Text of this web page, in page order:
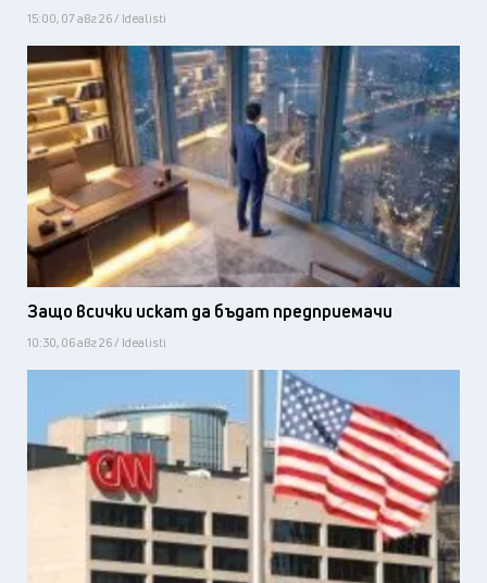
15:00, 07 авг 26 / Idealisti
Защо всички искат да бъдат предприемачи
10:30, 06 авг 26 / Idealisti